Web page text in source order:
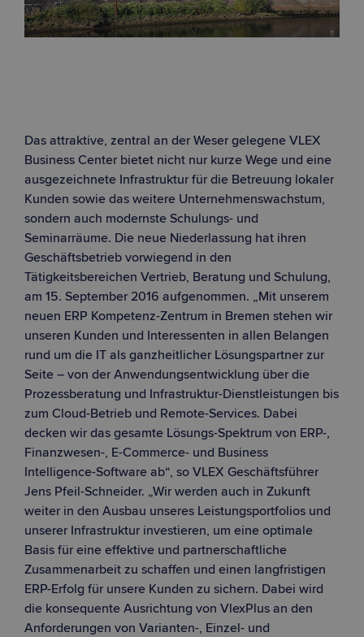
Das attraktive, zentral an der Weser gelegene VLEX
Business Center bietet nicht nur kurze Wege und eine
ausgezeichnete Infrastruktur für die Betreuung lokaler
Kunden sowie das weitere Unternehmenswachstum,
sondern auch modernste Schulungs- und
Seminarräume. Die neue Niederlassung hat ihren
Geschäftsbetrieb vorwiegend in den
Tätigkeitsbereichen Vertrieb, Beratung und Schulung,
am 15. September 2016 aufgenommen. „Mit unserem
neuen ERP Kompetenz-Zentrum in Bremen stehen wir
unseren Kunden und Interessenten in allen Belangen
rund um die IT als ganzheitlicher Lösungspartner zur
Seite – von der Anwendungsentwicklung über die
Prozessberatung und Infrastruktur-Dienstleistungen bis
zum Cloud-Betrieb und Remote-Services. Dabei
decken wir das gesamte Lösungs-Spektrum von ERP-,
Finanzwesen-, E-Commerce- und Business
Intelligence-Software ab“, so VLEX Geschäftsführer
Jens Pfeil-Schneider. „Wir werden auch in Zukunft
weiter in den Ausbau unseres Leistungsportfolios und
unserer Infrastruktur investieren, um eine optimale
Basis für eine effektive und partnerschaftliche
Zusammenarbeit zu schaffen und einen langfristigen
ERP-Erfolg für unsere Kunden zu sichern. Dabei wird
die konsequente Ausrichtung von VlexPlus an den
Anforderungen von Varianten-, Einzel- und